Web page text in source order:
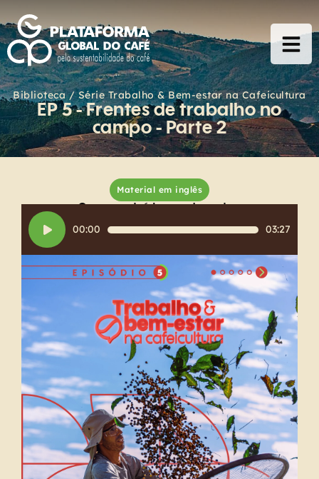
Biblioteca / Série Trabalho & Bem-estar na Cafeicultura
EP 5 - Frentes de trabalho no
campo - Parte 2
Material em inglês
Ouça o conteúdo complementar:
Tocador
de
áudio
00:00 03:27